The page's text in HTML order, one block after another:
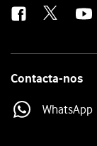
Contacta-nos
WhatsApp